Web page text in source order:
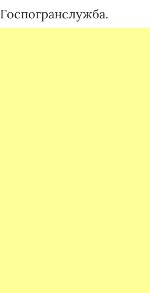
Госпогранслужба.